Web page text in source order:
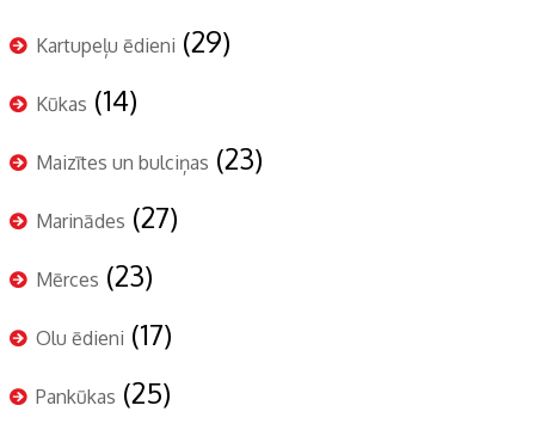
Kartupeļu ēdieni (29)
Kūkas (14)
Maizītes un bulciņas (23)
Marinādes (27)
Mērces (23)
Olu ēdieni (17)
Pankūkas (25)